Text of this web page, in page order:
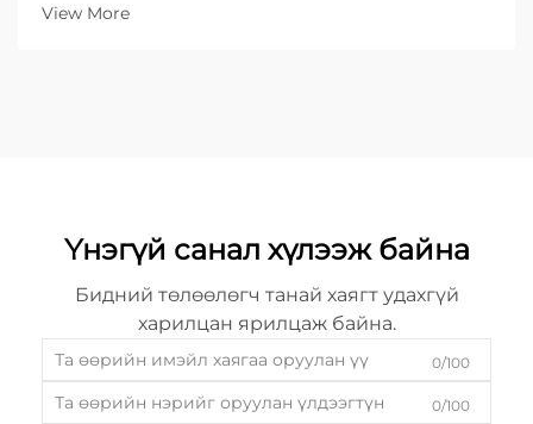
View More
Үнэгүй санал хүлээж байна
Бидний төлөөлөгч танай хаягт удахгүй
харилцан ярилцаж байна.
0/100
0/100